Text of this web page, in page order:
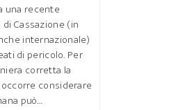
una recente
Cassazione (in
internazionale)
di pericolo. Per
corretta la
considerare
può…